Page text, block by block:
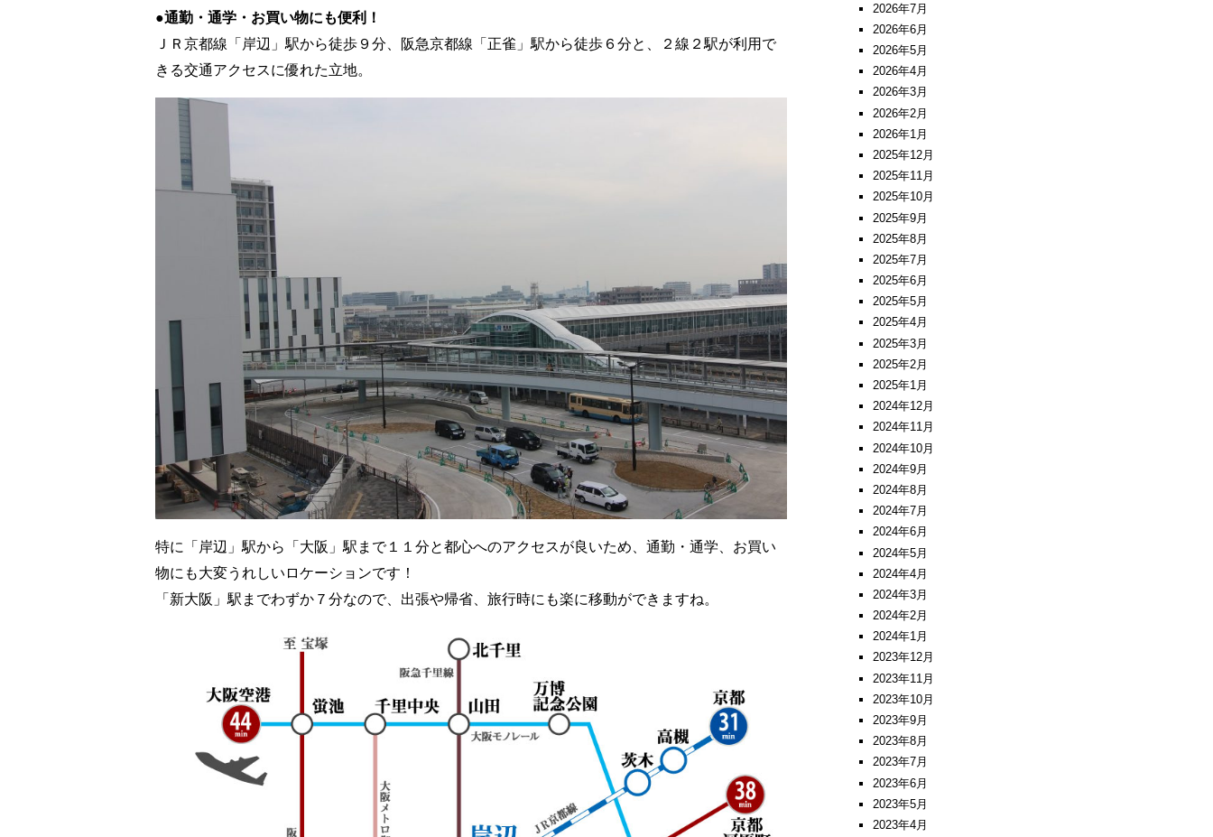
●通勤・通学・お買い物にも便利！
ＪＲ京都線「岸辺」駅から徒歩９分、阪急京都線「正雀」駅から徒歩６分と、２線２駅が利用で
きる交通アクセスに優れた立地。
特に「岸辺」駅から「大阪」駅まで１１分と都心へのアクセスが良いため、通勤・通学、お買い
物にも大変うれしいロケーションです！
「新大阪」駅までわずか７分なので、出張や帰省、旅行時にも楽に移動ができますね。
2026年7月
2026年6月
2026年5月
2026年4月
2026年3月
2026年2月
2026年1月
2025年12月
2025年11月
2025年10月
2025年9月
2025年8月
2025年7月
2025年6月
2025年5月
2025年4月
2025年3月
2025年2月
2025年1月
2024年12月
2024年11月
2024年10月
2024年9月
2024年8月
2024年7月
2024年6月
2024年5月
2024年4月
2024年3月
2024年2月
2024年1月
2023年12月
2023年11月
2023年10月
2023年9月
2023年8月
2023年7月
2023年6月
2023年5月
2023年4月